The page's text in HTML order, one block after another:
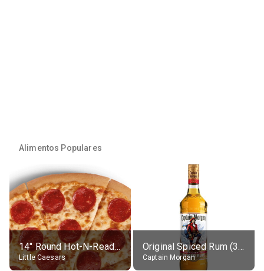
Alimentos Populares
14" Round Hot-N-Ready Pepperoni Pizza
Little Caesars
Original Spiced Rum (35% alc.)
Captain Morgan